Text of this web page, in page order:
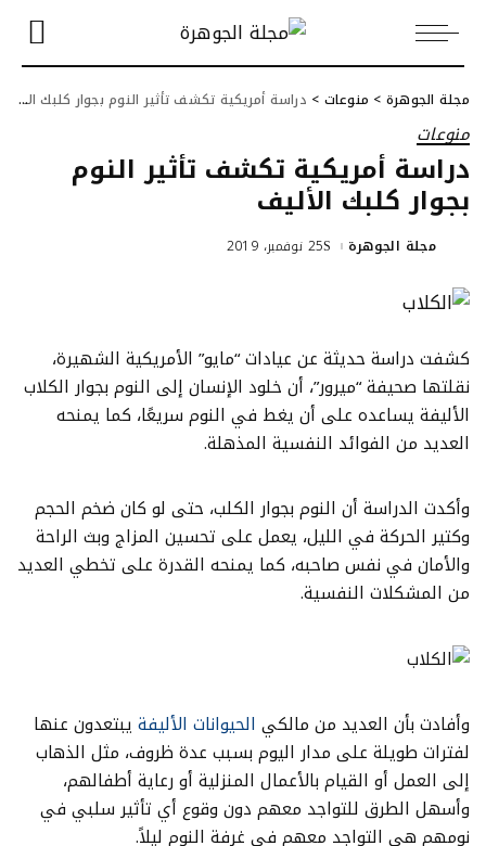
مجلة الجوهرة > منوعات > دراسة أمريكية تكشف تأثير النوم بجوار كلبك الأليف
منوعات
دراسة أمريكية تكشف تأثير النوم
بجوار كلبك الأليف
Posted
مجلة الجوهرة 25 نوفمبر، 2019
كشفت دراسة حديثة عن عيادات “مايو” الأمريكية الشهيرة،
نقلتها صحيفة “ميرور”، أن خلود الإنسان إلى النوم بجوار الكلاب
الأليفة يساعده على أن يغط في النوم سريعًا، كما يمنحه
العديد من الفوائد النفسية المذهلة.
وأكدت الدراسة أن النوم بجوار الكلب، حتى لو كان ضخم الحجم
وكتير الحركة في الليل، يعمل على تحسين المزاج وبث الراحة
والأمان في نفس صاحبه، كما يمنحه القدرة على تخطي العديد
من المشكلات النفسية.
وأفادت بأن العديد من مالكي الحيوانات الأليفة يبتعدون عنها
لفترات طويلة على مدار اليوم بسبب عدة ظروف، مثل الذهاب
إلى العمل أو القيام بالأعمال المنزلية أو رعاية أطفالهم،
وأسهل الطرق للتواجد معهم دون وقوع أي تأثير سلبي في
نومهم هي التواجد معهم في غرفة النوم ليلاً.